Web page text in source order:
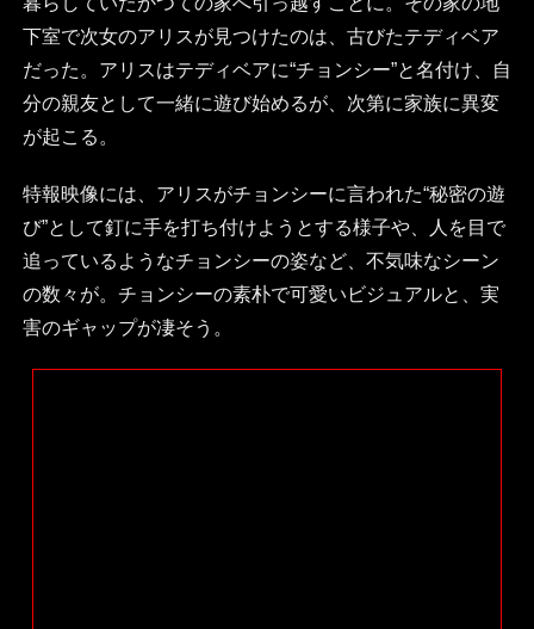
下室で次女のアリスが見つけたのは、古びたテディベア
だった。アリスはテディベアに“チョンシー”と名付け、自
分の親友として一緒に遊び始めるが、次第に家族に異変
が起こる。
特報映像には、アリスがチョンシーに言われた“秘密の遊
び”として釘に手を打ち付けようとする様子や、人を目で
追っているようなチョンシーの姿など、不気味なシーン
の数々が。チョンシーの素朴で可愛いビジュアルと、実
害のギャップが凄そう。